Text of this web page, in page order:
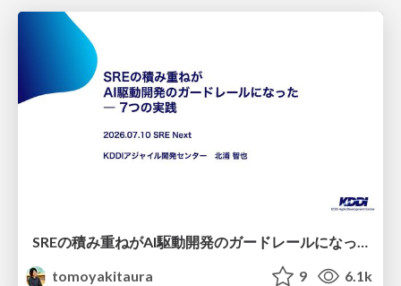
tomoyakitaura
9 6.1k